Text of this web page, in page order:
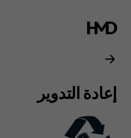
دليل
مستخدم
Nokia
C3
إعادة التدوير